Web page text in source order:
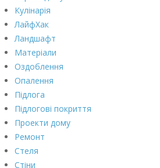
Кулінарія
ЛайфХак
Ландшафт
Матеріали
Оздоблення
Опалення
Підлога
Підлогові покриття
Проекти дому
Ремонт
Стеля
Стіни